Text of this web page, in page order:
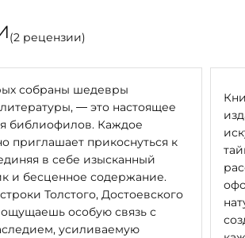
(2 рецензии)
собраны шедевры
— это настоящее
библиофилов. Каждое
приглашает прикоснуться к
в себе изысканный
и бесценное содержание.
Толстого, Достоевского
особую связь с
усиливаемую